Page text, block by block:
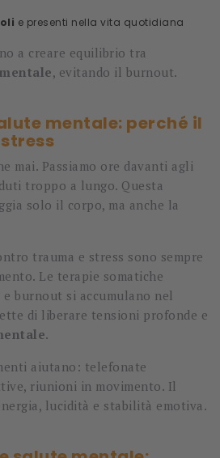
e presenti nella vita quotidiana
a creare equilibrio tra
, evitando il burnout.
mentale: perché il
mai. Passiamo ore davanti agli
troppo a lungo. Questa
solo il corpo, ma anche la
trauma e stress sono sempre
Le terapie somatiche
burnout si accumulano nel
di liberare tensioni profonde e
.
aiutano: telefonate
riunioni in movimento. Il
lucidità e stabilità emotiva.